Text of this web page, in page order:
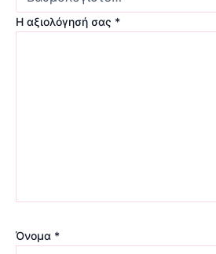
Η αξιολόγησή σας *
Όνομα *